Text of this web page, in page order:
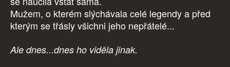
Mužem, o kterém slýchávala celé legendy a před
kterým se třásly všichni jeho nepřátelé...
Ale dnes...dnes ho viděla jinak.